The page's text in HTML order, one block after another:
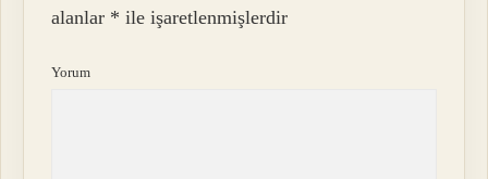
alanlar * ile işaretlenmişlerdir
Yorum